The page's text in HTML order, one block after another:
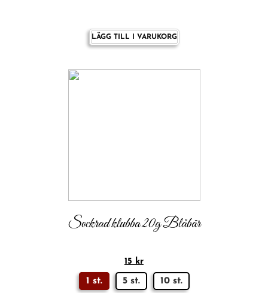
LÄGG TILL I VARUKORG
Sockrad klubba 20g Blåbär
15 kr
1 st. 5 st. 10 st.